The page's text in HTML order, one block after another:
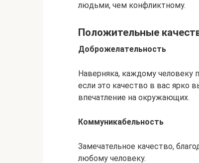
людьми, чем конфликтному.
Положительные
Доброжелательность
Наверняка, каждому человеку
если это качество в вас ярко
впечатление на окружающих.
Коммуникабельность
Замечательное качество,
любому человеку.